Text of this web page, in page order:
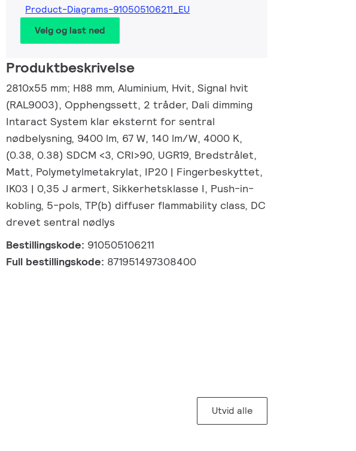
Product-Diagrams-910505106211_EU
Velg og last ned
Produktbeskrivelse
2810x55 mm; H88 mm, Aluminium, Hvit, Signal hvit
(RAL9003), Opphengssett, 2 tråder, Dali dimming
Intaract System klar eksternt for sentral
nødbelysning, 9400 lm, 67 W, 140 lm/W, 4000 K,
(0.38, 0.38) SDCM <3, CRI>90, UGR19, Bredstrålet,
Matt, Polymetylmetakrylat, IP20 | Fingerbeskyttet,
IK03 | 0,35 J armert, Sikkerhetsklasse I, Push-in-
kobling, 5-pols, TP(b) diffuser flammability class, DC
drevet sentral nødlys
Bestillingskode: 910505106211
Full bestillingskode: 871951497308400
Utvid alle